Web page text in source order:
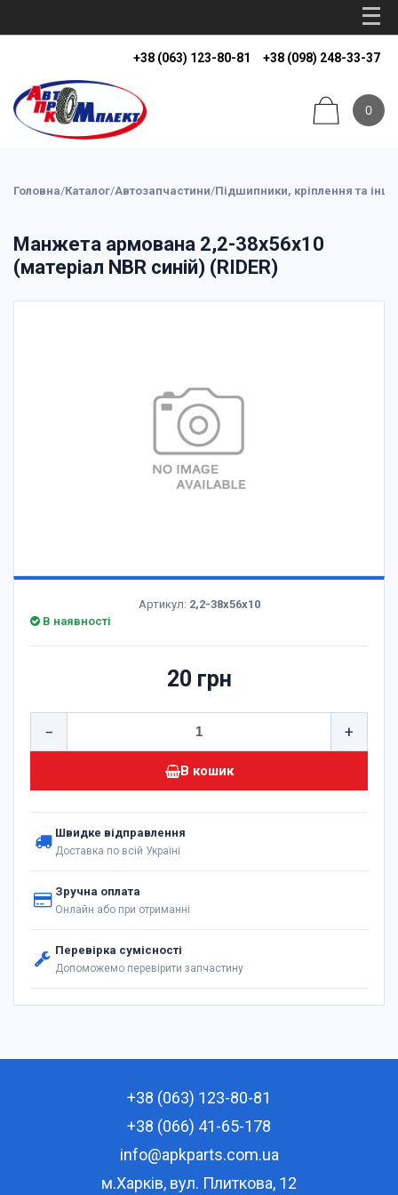
+38 (063) 123-80-81 +38 (098) 248-33-37
0
Головна/Каталог/Автозапчастини/Підшипники, кріплення та
Манжета армована 2,2-38х56х10
(матеріал NBR синій) (RIDER)
Артикул: 2,2-38х56х10
В наявності
20 грн
− +
В кошик
Швидке відправлення
Доставка по всій Україні
Зручна оплата
Онлайн або при отриманні
Перевірка сумісності
Допоможемо перевірити запчастину
+38 (063) 123-80-81
+38 (066) 41-65-178
info@apkparts.com.ua
м.Харків, вул. Плиткова, 12